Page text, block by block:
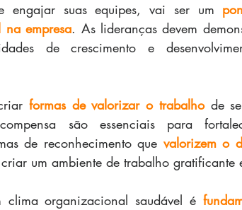
engajar suas equipes, vai ser um
na empresa. As lideranças devem
de crescimento e
formas de valorizar o trabalho de
são essenciais para
de reconhecimento que valorizem o
um ambiente de trabalho gratificante
clima organizacional saudável é